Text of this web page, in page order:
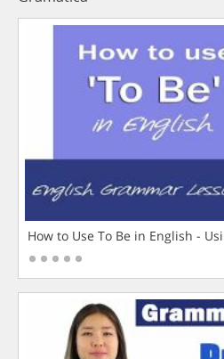
How to Use To Be in English -